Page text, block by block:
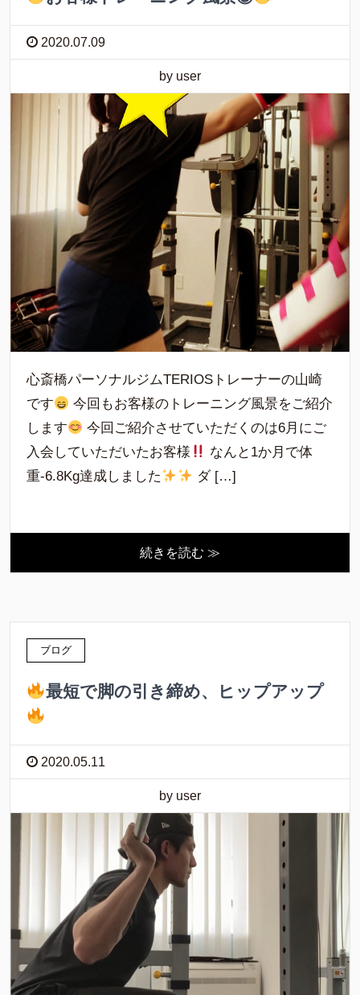
2020.07.09
by user
心斎橋パーソナルジムTERIOSトレーナーの山崎
です
今回もお客様のトレーニング風景をご紹介
します
今回ご紹介させていただくのは6月にご
入会していただいたお客様
なんと1か月で体
重-6.8Kg達成しました
ダ […]
続きを読む ≫
ブログ
最短で脚の引き締め、ヒップアップ
2020.05.11
by user